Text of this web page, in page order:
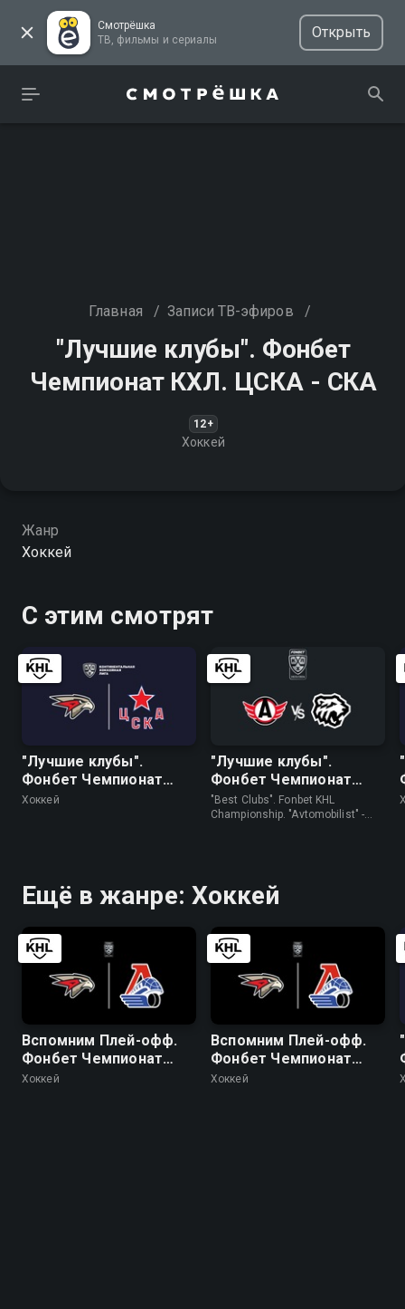
Смотрёшка
ТВ, фильмы и сериалы
Открыть
Главная / Записи ТВ-эфиров /
"Лучшие клубы". Фонбет
Чемпионат КХЛ. ЦСКА - СКА
12+
Хоккей
Жанр
Хоккей
С этим смотрят
"Лучшие клубы".
Фонбет Чемпионат
КХЛ. "Авангард" - ЦСКА
Хоккей
"Лучшие клубы".
Фонбет Чемпионат
КХЛ. "Автомобилист" -
"Трактор"
"Best Clubs". Fonbet KHL
Championship. "Avtomobilist" -
Ещё в жанре: Хоккей
Вспомним Плей-офф.
Фонбет Чемпионат
КХЛ. Плей-офф. 1/2
Хоккей
Вспомним Плей-офф.
Фонбет Чемпионат
КХЛ. Плей-офф. 1/2
Хоккей